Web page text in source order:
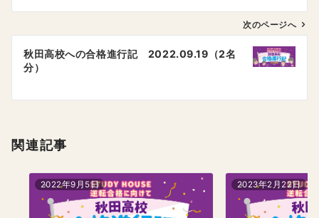
ビ
ン
次のページへ
秋田高校への合格進行記 2022.09.19（2名
分）
関連記事
2022年9月5日 2023年2月22日